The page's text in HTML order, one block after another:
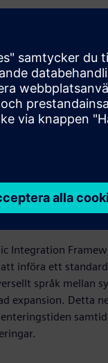
Integration
införa ett
språk mellan
expansion. Detta